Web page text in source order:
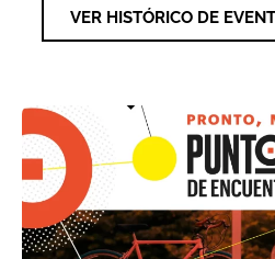
VER HISTÓRICO DE